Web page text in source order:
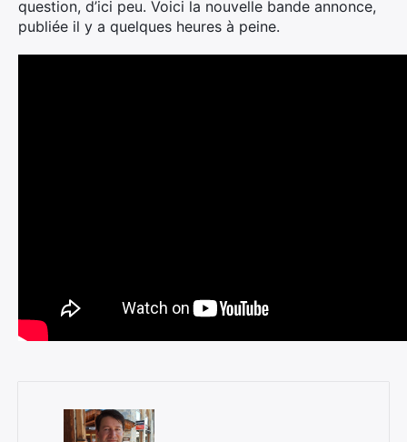
question, d’ici peu. Voici la nouvelle bande annonce,
publiée il y a quelques heures à peine.